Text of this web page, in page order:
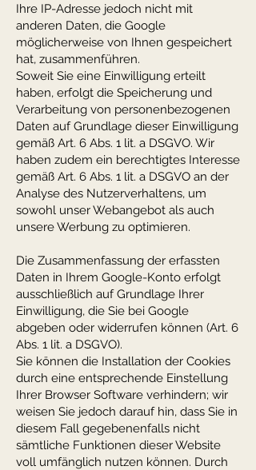
Ihre IP-Adresse jedoch nicht mit
anderen Daten, die Google
möglicherweise von Ihnen gespeichert
hat, zusammenführen.
Soweit Sie eine Einwilligung erteilt
haben, erfolgt die Speicherung und
Verarbeitung von personenbezogenen
Daten auf Grundlage dieser Einwilligung
gemäß Art. 6 Abs. 1 lit. a DSGVO. Wir
haben zudem ein berechtigtes Interesse
gemäß Art. 6 Abs. 1 lit. a DSGVO an der
Analyse des Nutzerverhaltens, um
sowohl unser Webangebot als auch
unsere Werbung zu optimieren.
Die Zusammenfassung der erfassten
Daten in Ihrem Google-Konto erfolgt
ausschließlich auf Grundlage Ihrer
Einwilligung, die Sie bei Google
abgeben oder widerrufen können (Art. 6
Abs. 1 lit. a DSGVO).
Sie können die Installation der Cookies
durch eine entsprechende Einstellung
Ihrer Browser Software verhindern; wir
weisen Sie jedoch darauf hin, dass Sie in
diesem Fall gegebenenfalls nicht
sämtliche Funktionen dieser Website
voll umfänglich nutzen können. Durch